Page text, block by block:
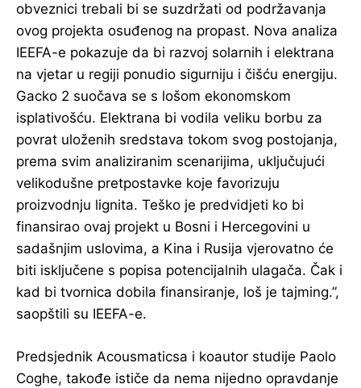
obveznici trebali bi se suzdržati od podržavanja
ovog projekta osuđenog na propast. Nova analiza
IEEFA-e pokazuje da bi razvoj solarnih i elektrana
na vjetar u regiji ponudio sigurniju i čišću energiju.
Gacko 2 suočava se s lošom ekonomskom
isplativošću. Elektrana bi vodila veliku borbu za
povrat uloženih sredstava tokom svog postojanja,
prema svim analiziranim scenarijima, uključujući
velikodušne pretpostavke koje favorizuju
proizvodnju lignita. Teško je predvidjeti ko bi
finansirao ovaj projekt u Bosni i Hercegovini u
sadašnjim uslovima, a Kina i Rusija vjerovatno će
biti isključene s popisa potencijalnih ulagača. Čak i
kad bi tvornica dobila finansiranje, loš je tajming.”,
saopštili su IEEFA-e.
Predsjednik Acousmaticsa i koautor studije Paolo
Coghe, takođe ističe da nema nijedno opravdanje